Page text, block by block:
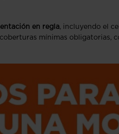
en regla, incluyendo el
mínimas obligatorias,